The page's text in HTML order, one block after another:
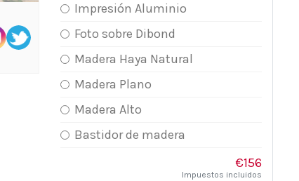
Impresión Aluminio
Foto sobre Dibond
Madera Haya Natural
Madera Plano
Madera Alto
Bastidor de madera
€156
Impuestos incluidos